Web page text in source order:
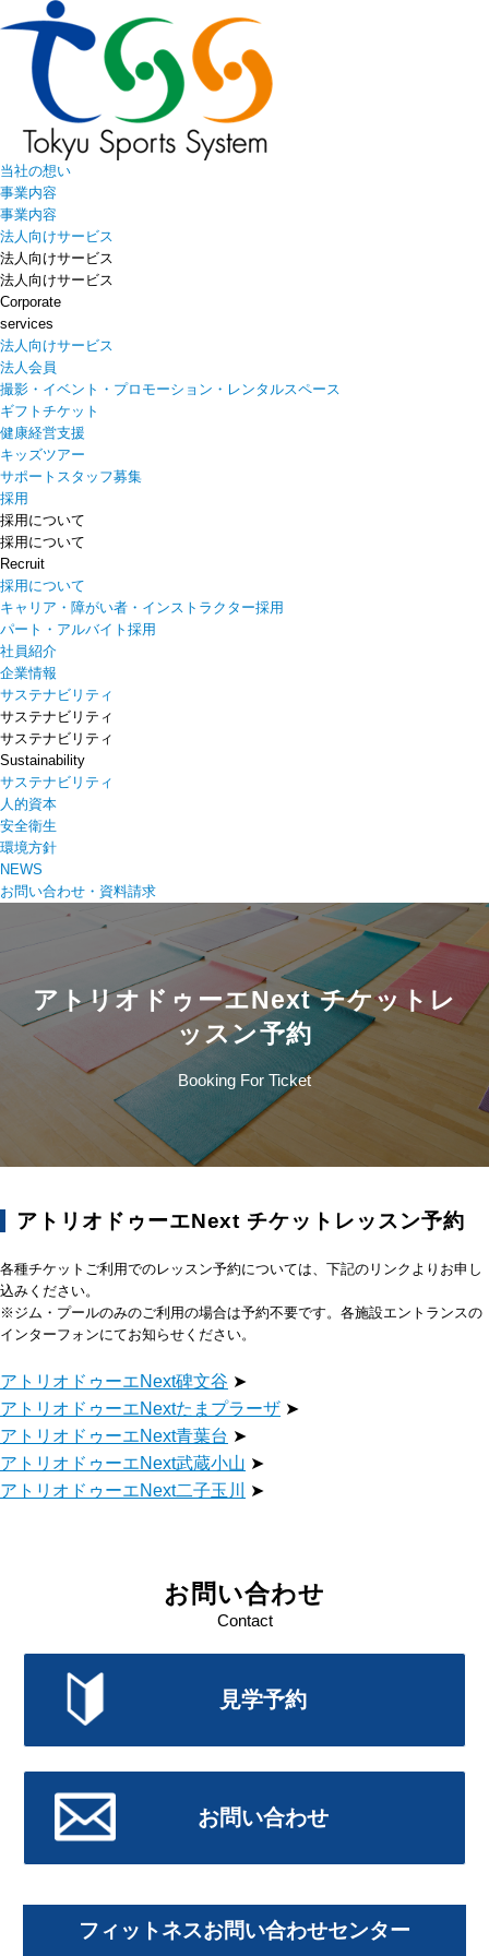
当社の想い
事業内容
事業内容
法人向けサービス
法人向けサービス
法人向けサービス
Corporate
services
法人向けサービス
法人会員
撮影・イベント・プロモーション・レンタルスペース
ギフトチケット
健康経営支援
キッズツアー
サポートスタッフ募集
採用
採用について
採用について
Recruit
採用について
キャリア・障がい者・インストラクター採用
パート・アルバイト採用
社員紹介
企業情報
サステナビリティ
サステナビリティ
サステナビリティ
Sustainability
サステナビリティ
人的資本
安全衛生
環境方針
NEWS
お問い合わせ・資料請求
アトリオドゥーエNext チケットレ
ッスン予約
Booking For Ticket
アトリオドゥーエNext チケットレッスン予約
各種チケットご利用でのレッスン予約については、下記のリンクよりお申し
込みください。
※ジム・プールのみのご利用の場合は予約不要です。各施設エントランスの
インターフォンにてお知らせください。
アトリオドゥーエNext碑文谷 ➤
アトリオドゥーエNextたまプラーザ ➤
アトリオドゥーエNext青葉台 ➤
アトリオドゥーエNext武蔵小山 ➤
アトリオドゥーエNext二子玉川
➤
お問い合わせ
Contact
見学予約
お問い合わせ
フィットネスお問い合わせセンター